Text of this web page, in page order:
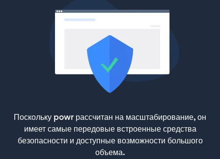
Поскольку powr рассчитан на масштабирование, он
имеет самые передовые встроенные средства
безопасности и доступные возможности большого
объема.